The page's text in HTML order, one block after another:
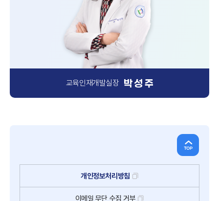
교육인재개발실장 박 성 주
개인정보처리방침
이메일 무단 수집 거부